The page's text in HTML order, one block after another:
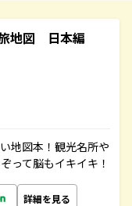
地図 日本編
地図本！観光名所や
って脳もイキイキ！
詳細を見る